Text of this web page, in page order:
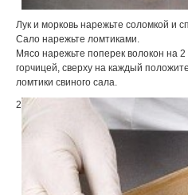
Лук и морковь нарежьте соломкой и
Сало нарежьте ломтиками.
Мясо нарежьте поперек волокон на 2
горчицей, сверху на каждый
ломтики свиного сала.
2